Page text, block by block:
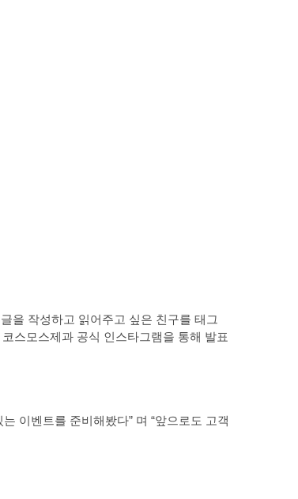
을 작성하고 읽어주고 싶은 친구를 태그
스모스제과 공식 인스타그램을 통해 발표
이벤트를 준비해봤다” 며 “앞으로도 고객